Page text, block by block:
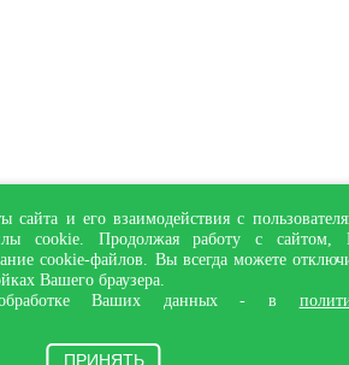
сайта и его взаимодействия с
cookie. Продолжая работу с сайтом,
cookie-файлов. Вы всегда можете
Вашего браузера.
обработке Ваших данных - в
ПРИНЯТЬ